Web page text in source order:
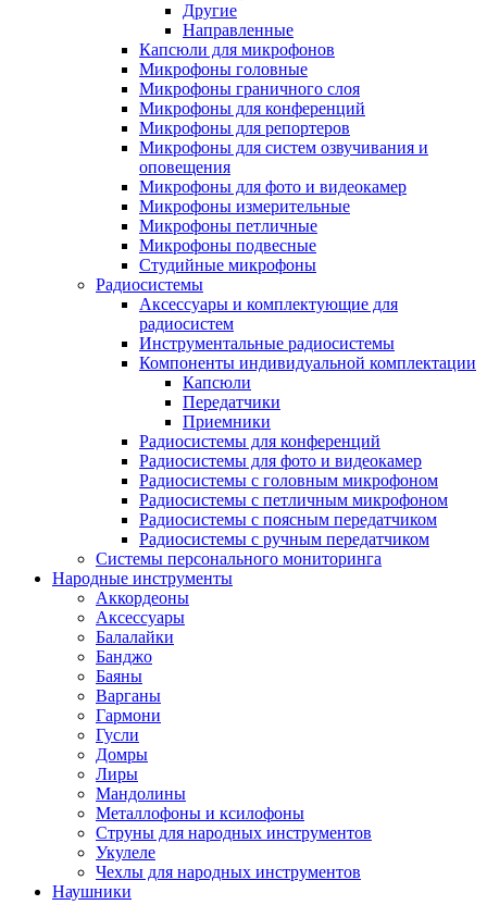
Другие
Направленные
Капсюли для микрофонов
Микрофоны головные
Микрофоны граничного слоя
Микрофоны для конференций
Микрофоны для репортеров
Микрофоны для систем озвучивания и
оповещения
Микрофоны для фото и видеокамер
Микрофоны измерительные
Микрофоны петличные
Микрофоны подвесные
Студийные микрофоны
Радиосистемы
Аксессуары и комплектующие для
радиосистем
Инструментальные радиосистемы
Компоненты индивидуальной комплектации
Капсюли
Передатчики
Приемники
Радиосистемы для конференций
Радиосистемы для фото и видеокамер
Радиосистемы с головным микрофоном
Радиосистемы с петличным микрофоном
Радиосистемы с поясным передатчиком
Радиосистемы с ручным передатчиком
Системы персонального мониторинга
Народные инструменты
Аккордеоны
Аксессуары
Балалайки
Банджо
Баяны
Варганы
Гармони
Гусли
Домры
Лиры
Мандолины
Металлофоны и ксилофоны
Струны для народных инструментов
Укулеле
Чехлы для народных инструментов
Наушники